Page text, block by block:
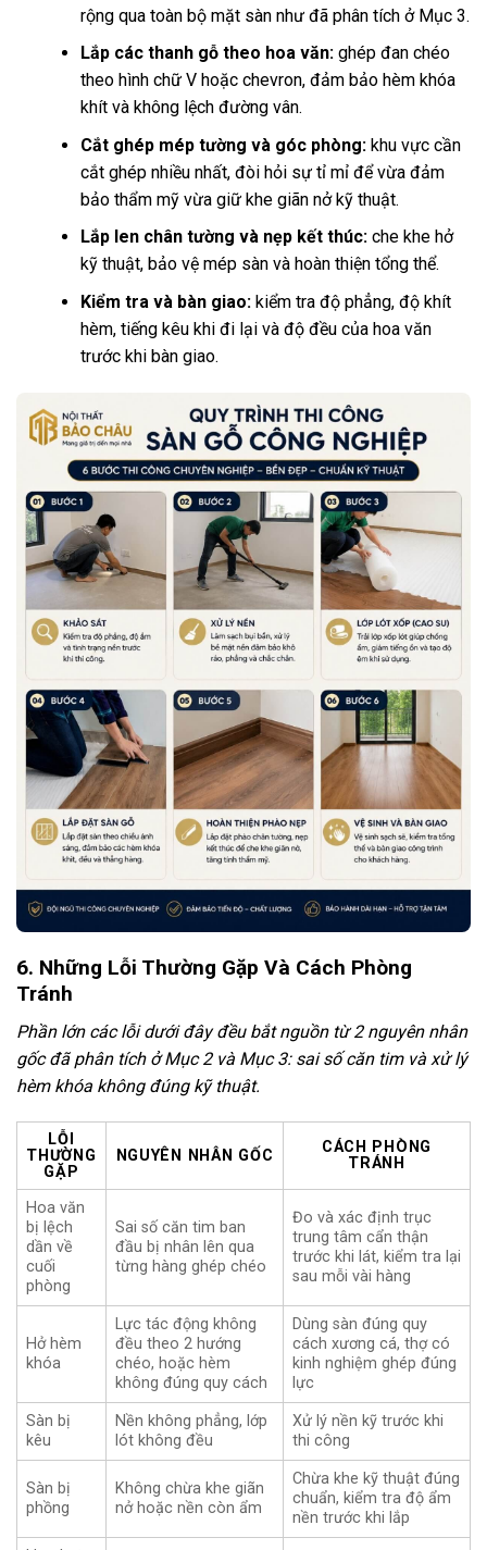
rộng qua toàn bộ mặt sàn như đã phân tích ở Mục 3.
Lắp các thanh gỗ theo hoa văn:ghép đan chéo
theo hình chữ V hoặc chevron, đảm bảo hèm khóa
khít và không lệch đường vân.
Cắt ghép mép tường và góc phòng:khu vực cần
cắt ghép nhiều nhất, đòi hỏi sự tỉ mỉ để vừa đảm
bảo thẩm mỹ vừa giữ khe giãn nở kỹ thuật.
Lắp len chân tường và nẹp kết thúc:che khe hở
kỹ thuật, bảo vệ mép sàn và hoàn thiện tổng thể.
Kiểm tra và bàn giao:kiểm tra độ phẳng, độ khít
hèm, tiếng kêu khi đi lại và độ đều của hoa văn
trước khi bàn giao.
6. Những Lỗi Thường Gặp Và Cách Phòng
Tránh
Phần lớn các lỗi dưới đây đều bắt nguồn từ 2 nguyên nhân
gốc đã phân tích ở Mục 2 và Mục 3: sai số căn tim và xử lý
hèm khóa không đúng kỹ thuật.
LỖI
THƯỜNG
GẶP
NGUYÊN NHÂN GỐC
CÁCH PHÒNG
TRÁNH
Hoa văn
bị lệch
dần về
cuối
phòng
Sai số căn tim ban
đầu bị nhân lên qua
từng hàng ghép chéo
Đo và xác định trục
trung tâm cẩn thận
trước khi lát, kiểm tra lại
sau mỗi vài hàng
Hở hèm
khóa
Lực tác động không
đều theo 2 hướng
chéo, hoặc hèm
không đúng quy cách
Dùng sàn đúng quy
cách xương cá, thợ có
kinh nghiệm ghép đúng
lực
Sàn bị
kêu
Nền không phẳng, lớp
lót không đều
Xử lý nền kỹ trước khi
thi công
Sàn bị
phồng
Không chừa khe giãn
nở hoặc nền còn ẩm
Chừa khe kỹ thuật đúng
chuẩn, kiểm tra độ ẩm
nền trước khi lắp